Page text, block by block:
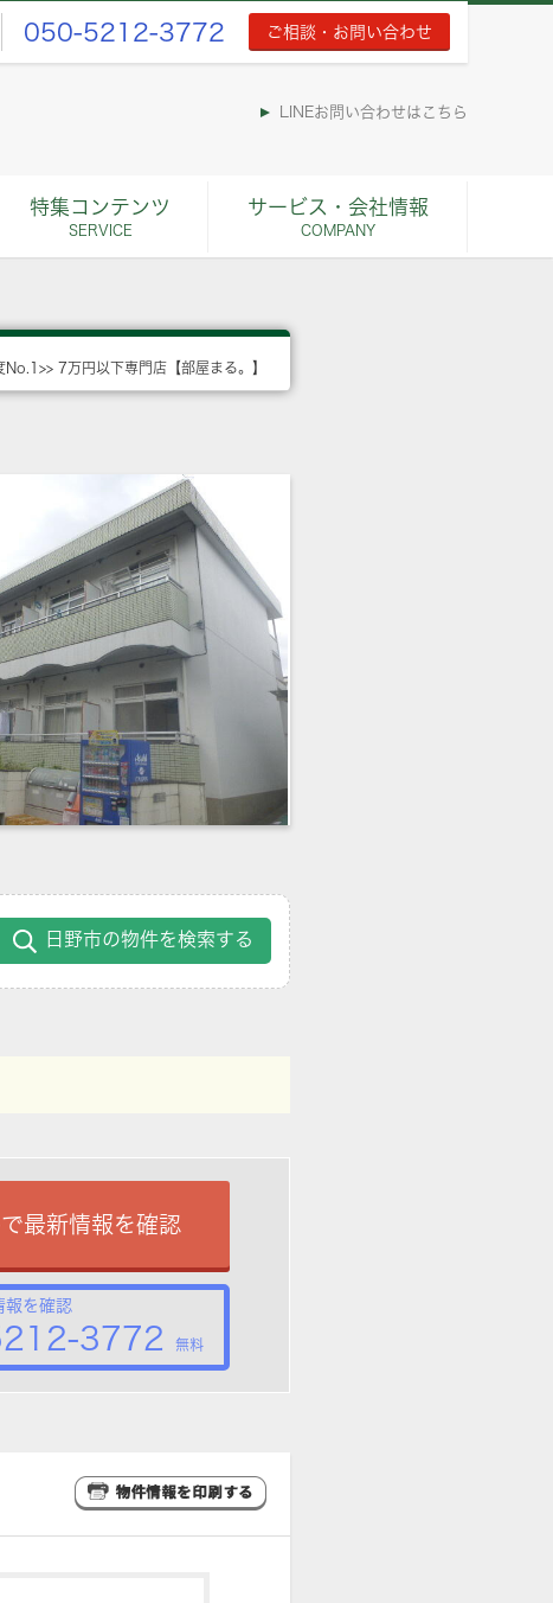
050-5212-3772 ご相談・お問い合わせ
LINEお問い合わせはこちら
特集コンテンツ
SERVICE
サービス・会社情報
COMPANY
No.1>> 7万円以下専門店【部屋まる。】
日野市の物件を検索する
で最新情報を確認
報を確認
3772 無料